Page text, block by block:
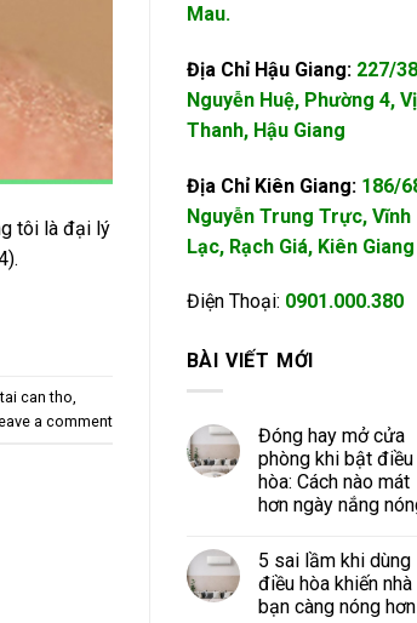
tôi là đại lý
can tho
a comment
Mau.
Địa Chỉ Hậu Giang: 227/38
Nguyễn Huệ, Phường 4, Vị
Thanh, Hậu Giang
Địa Chỉ Kiên Giang: 186/
Nguyễn Trung Trực, Vĩnh
Lạc, Rạch Giá, Kiên Giang
Điện Thoại: 0901.000.380
BÀI VIẾT MỚI
Đóng hay mở cửa
phòng khi bật điều
hòa: Cách nào mát
hơn ngày nắng
5 sai lầm khi dùng
điều hòa khiến nhà
bạn càng nóng hơn